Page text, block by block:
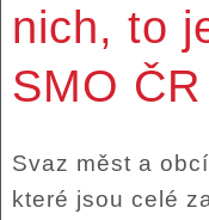
nich, to
SMO ČR
Svaz měst a
které jsou celé